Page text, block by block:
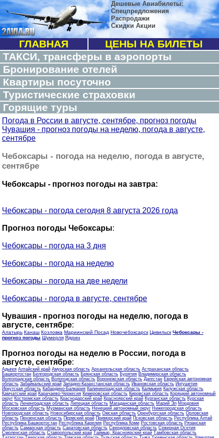
Дешевые Авиабилеты:
Спецпредложения
Распродажи
Скидки Акции
ГЛАВНАЯ
ЦЕНЫ НА БИЛЕТЫ
ТАКСИ, трансферы в аэропорты
Бронирование отелей
Квартиры посуточно
Туристические страховки
Горящие туры
Погода в России в августе, сентябре, прогноз погоды
Чувашия - прогноз погоды на неделю, погода в августе,
сентябре
Чебоксары - погода на неделю, погода в августе,
сентябре
Чебоксары - прогноз погоды на завтра:
Чебоксары - погода сегодня 8 августа 2026 года
Прогноз погоды Чебоксары:
Чебоксары - погода на 3 дня
Чебоксары - погода на неделю
Чебоксары - погода на две недели
Чебоксары - погода в августе, сентябре
Чувашия - прогноз погоды на неделю, погода в
августе, сентябре:
Алатырь Канаш Козловка Мариинский Посад Новочебоксарск Цивильск Чебоксары -
прогноз погоды Шумерля Ядрин
Прогноз погоды на неделю в России, погода в
августе, сентябре:
Адыгея Алтайский край Амурская область Архангельская область Астраханская область
Башкортостан Белгородская область Брянская область Бурятия Владимирская область
Волгоградская область Вологодская область Воронежская область Дагестан Еврейская автономная
область Забайкальский край Западно-Казахстанская область Ивановская область Ингушетия
Иркутская область Кабардино-Балкария Калининградская область Калмыкия Калужская область
Камчатский край Карачаево-Черкесия Кемеровская область Кировская область Коряцкий автономный
округ Костромская область Краснодарский край Красноярский край Курганская область Курская
область Ленинградская область Липецкая область Магаданская область Марий Эл Мордовия
Московская область Мурманская область Ненецкий автономный округ Нижегородская область
Новгородская область Новосибирская область Омская область Оренбургская область Орловская
область Пензенская область Пермский край Приморский край Псковская область Республика Алтай
Республика Башкортостан Республика Карелия Республика Коми Ростовская область Рязанская
область Самарская область Саратовская область Свердловская область Северная Осетия
Смоленская область Ставропольский край Таймыр, Красноярский край Тамбовская область